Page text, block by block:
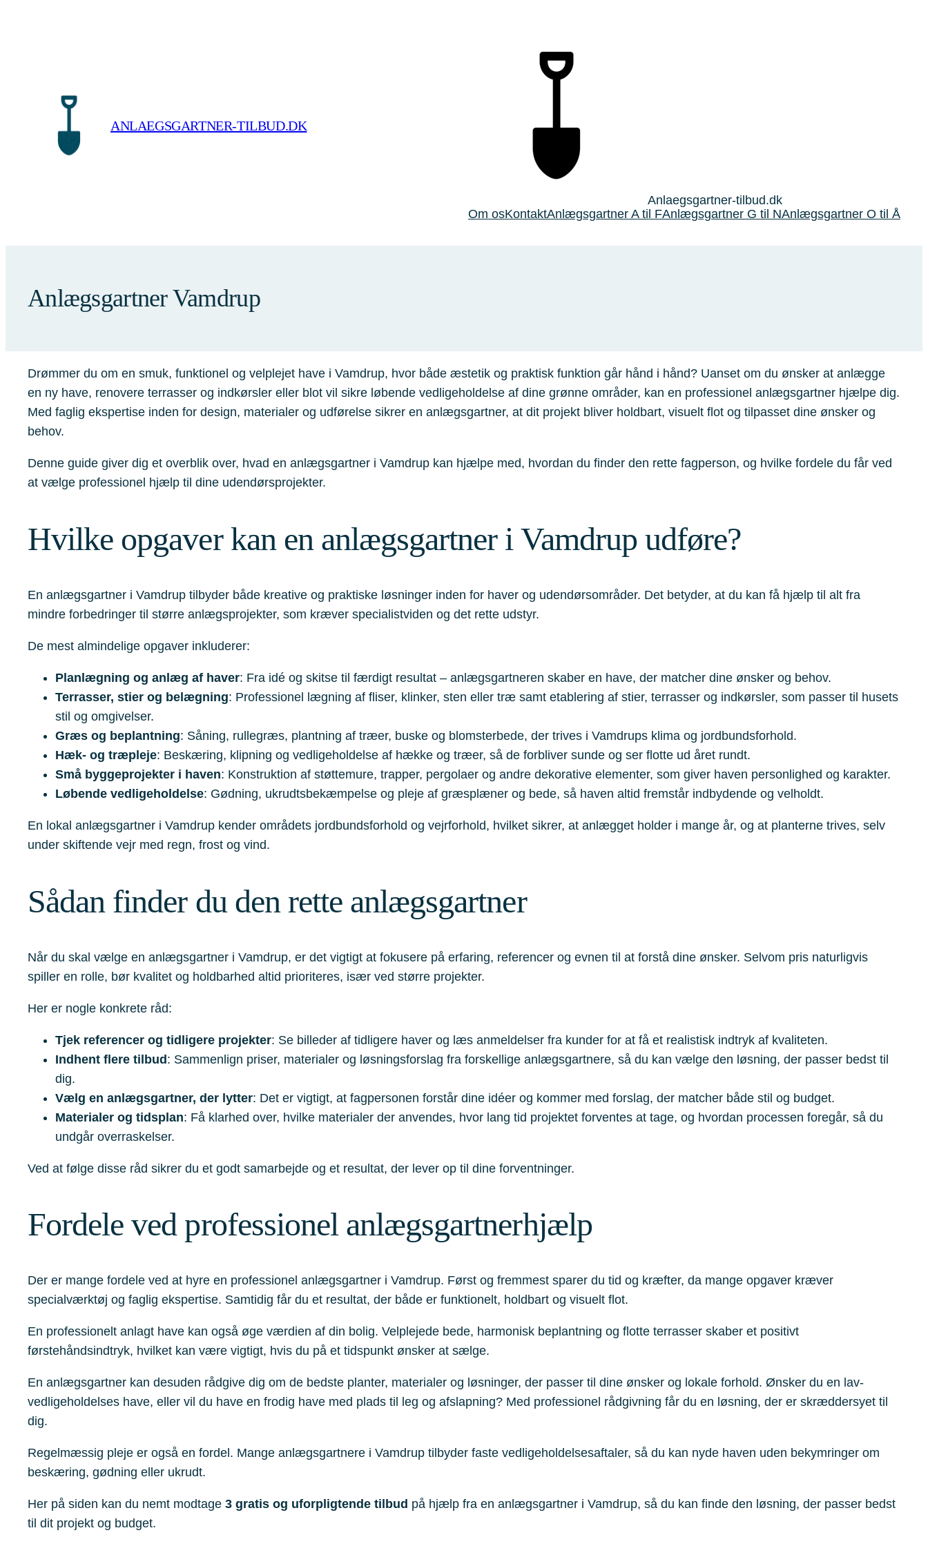
ANLAEGSGARTNER-TILBUD.DK
Anlaegsgartner-tilbud.dk
Om osKontaktAnlægsgartner A til FAnlægsgartner G til NAnlægsgartner O til Å
Anlægsgartner Vamdrup
Drømmer du om en smuk, funktionel og velplejet have i Vamdrup, hvor både æstetik og praktisk funktion går hånd i hånd? Uanset om du ønsker at anlægge
en ny have, renovere terrasser og indkørsler eller blot vil sikre løbende vedligeholdelse af dine grønne områder, kan en professionel anlægsgartner hjælpe dig.
Med faglig ekspertise inden for design, materialer og udførelse sikrer en anlægsgartner, at dit projekt bliver holdbart, visuelt flot og tilpasset dine ønsker og
behov.
Denne guide giver dig et overblik over, hvad en anlægsgartner i Vamdrup kan hjælpe med, hvordan du finder den rette fagperson, og hvilke fordele du får ved
at vælge professionel hjælp til dine udendørsprojekter.
Hvilke opgaver kan en anlægsgartner i Vamdrup udføre?
En anlægsgartner i Vamdrup tilbyder både kreative og praktiske løsninger inden for haver og udendørsområder. Det betyder, at du kan få hjælp til alt fra
mindre forbedringer til større anlægsprojekter, som kræver specialistviden og det rette udstyr.
De mest almindelige opgaver inkluderer:
Planlægning og anlæg af haver: Fra idé og skitse til færdigt resultat – anlægsgartneren skaber en have, der matcher dine ønsker og behov.
Terrasser, stier og belægning: Professionel lægning af fliser, klinker, sten eller træ samt etablering af stier, terrasser og indkørsler, som passer til husets
stil og omgivelser.
Græs og beplantning: Såning, rullegræs, plantning af træer, buske og blomsterbede, der trives i Vamdrups klima og jordbundsforhold.
Hæk- og træpleje: Beskæring, klipning og vedligeholdelse af hække og træer, så de forbliver sunde og ser flotte ud året rundt.
Små byggeprojekter i haven: Konstruktion af støttemure, trapper, pergolaer og andre dekorative elementer, som giver haven personlighed og karakter.
Løbende vedligeholdelse: Gødning, ukrudtsbekæmpelse og pleje af græsplæner og bede, så haven altid fremstår indbydende og velholdt.
En lokal anlægsgartner i Vamdrup kender områdets jordbundsforhold og vejrforhold, hvilket sikrer, at anlægget holder i mange år, og at planterne trives, selv
under skiftende vejr med regn, frost og vind.
Sådan finder du den rette anlægsgartner
Når du skal vælge en anlægsgartner i Vamdrup, er det vigtigt at fokusere på erfaring, referencer og evnen til at forstå dine ønsker. Selvom pris naturligvis
spiller en rolle, bør kvalitet og holdbarhed altid prioriteres, især ved større projekter.
Her er nogle konkrete råd:
Tjek referencer og tidligere projekter: Se billeder af tidligere haver og læs anmeldelser fra kunder for at få et realistisk indtryk af kvaliteten.
Indhent flere tilbud: Sammenlign priser, materialer og løsningsforslag fra forskellige anlægsgartnere, så du kan vælge den løsning, der passer bedst til
dig.
Vælg en anlægsgartner, der lytter: Det er vigtigt, at fagpersonen forstår dine idéer og kommer med forslag, der matcher både stil og budget.
Materialer og tidsplan: Få klarhed over, hvilke materialer der anvendes, hvor lang tid projektet forventes at tage, og hvordan processen foregår, så du
undgår overraskelser.
Ved at følge disse råd sikrer du et godt samarbejde og et resultat, der lever op til dine forventninger.
Fordele ved professionel anlægsgartnerhjælp
Der er mange fordele ved at hyre en professionel anlægsgartner i Vamdrup. Først og fremmest sparer du tid og kræfter, da mange opgaver kræver
specialværktøj og faglig ekspertise. Samtidig får du et resultat, der både er funktionelt, holdbart og visuelt flot.
En professionelt anlagt have kan også øge værdien af din bolig. Velplejede bede, harmonisk beplantning og flotte terrasser skaber et positivt
førstehåndsindtryk, hvilket kan være vigtigt, hvis du på et tidspunkt ønsker at sælge.
En anlægsgartner kan desuden rådgive dig om de bedste planter, materialer og løsninger, der passer til dine ønsker og lokale forhold. Ønsker du en lav-
vedligeholdelses have, eller vil du have en frodig have med plads til leg og afslapning? Med professionel rådgivning får du en løsning, der er skræddersyet til
dig.
Regelmæssig pleje er også en fordel. Mange anlægsgartnere i Vamdrup tilbyder faste vedligeholdelsesaftaler, så du kan nyde haven uden bekymringer om
beskæring, gødning eller ukrudt.
Her på siden kan du nemt modtage 3 gratis og uforpligtende tilbud på hjælp fra en anlægsgartner i Vamdrup, så du kan finde den løsning, der passer bedst
til dit projekt og budget.